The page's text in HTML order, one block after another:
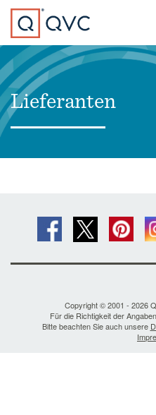
Lieferanten
Copyright © 2001 - 2026
Für die Richtigkeit der
Bitte beachten Sie auch unsere